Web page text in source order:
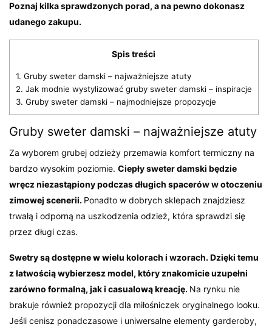
Poznaj kilka sprawdzonych porad, a na pewno dokonasz
udanego zakupu.
Spis treści
1. Gruby sweter damski – najważniejsze atuty
2. Jak modnie wystylizować gruby sweter damski – inspiracje
3. Gruby sweter damski – najmodniejsze propozycje
Gruby sweter damski – najważniejsze atuty
Za wyborem grubej odzieży przemawia komfort termiczny na
bardzo wysokim poziomie.Ciepły sweter damski będzie
wręcz niezastąpiony podczas długich spacerów w otoczeniu
zimowej scenerii. Ponadto w dobrych sklepach znajdziesz
trwałą i odporną na uszkodzenia odzież, która sprawdzi się
przez długi czas.
Swetry są dostępne w wielu kolorach i wzorach. Dzięki temu
z łatwością wybierzesz model, który znakomicie uzupełni
zarówno formalną, jak i casualową kreację. Na rynku nie
brakuje również propozycji dla miłośniczek oryginalnego looku.
Jeśli cenisz ponadczasowe i uniwersalne elementy garderoby,